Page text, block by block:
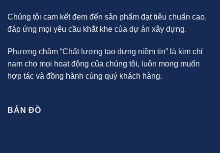
Chúng tôi cam kết đem đến sản phẩm đạt tiêu chuẩn cao,
đáp ứng mọi yêu cầu khắt khe của dự án xây dựng.
Phương châm “Chất lượng tạo dựng niềm tin” là kim chỉ
nam cho mọi hoạt động của chúng tôi, luôn mong muốn
hợp tác và đồng hành cùng quý khách hàng.
BẢN ĐỒ